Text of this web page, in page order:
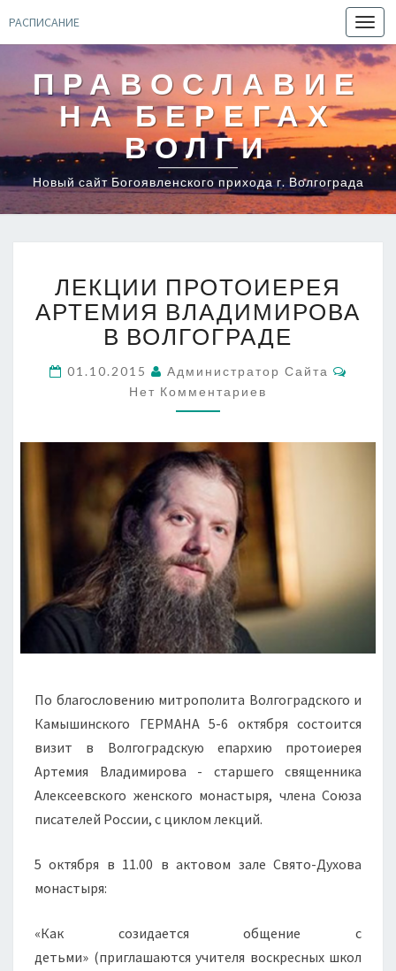
РАСПИСАНИЕ
ПРАВОСЛАВИЕ
НА БЕРЕГАХ
ВОЛГИ
Новый сайт Богоявленского прихода г. Волгограда
ПРОТОИЕРЕЯ
АРТЕМИЯ
ВЛАДИМИРОВА
В
ВОЛГОГРАДЕ
ЛЕКЦИИ ПРОТОИЕРЕЯ
АРТЕМИЯ ВЛАДИМИРОВА
В ВОЛГОГРАДЕ
01.10.2015 Администратор Сайта
Нет Комментариев
По благословению митрополита Волгоградского и
Камышинского ГЕРМАНА 5-6 октября состоится
визит в Волгоградскую епархию протоиерея
Артемия Владимирова - старшего священника
Алексеевского женского монастыря, члена Союза
писателей России, с циклом лекций.
5 октября в 11.00 в актовом зале Свято-Духова
монастыря:
«Как созидается общение с
детьми» (приглашаются учителя воскресных школ